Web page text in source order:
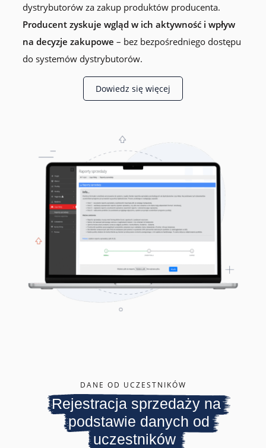
dystrybutorów za zakup produktów producenta.
Producent zyskuje wgląd w ich aktywność i wpływ
na decyzje zakupowe – bez bezpośredniego dostępu
do systemów dystrybutorów.
Dowiedz się więcej
DANE OD UCZESTNIKÓW
Rejestracja sprzedaży na
podstawie danych od
uczestników